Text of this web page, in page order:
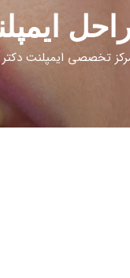
ایمپلنت
تخصصی ایمپلنت